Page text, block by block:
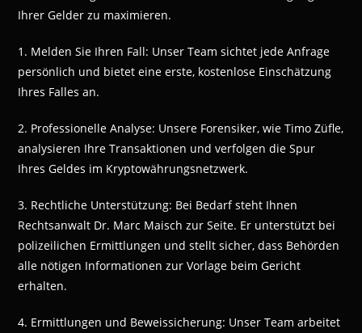
Ihrer Gelder zu maximieren.
1. Melden Sie Ihren Fall: Unser Team sichtet jede Anfrage
persönlich und bietet eine erste, kostenlose Einschätzung
Ihres Falles an.
2. Professionelle Analyse: Unsere Forensiker, wie Timo Züfle,
analysieren Ihre Transaktionen und verfolgen die Spur
Ihres Geldes im Kryptowährungsnetzwerk.
3. Rechtliche Unterstützung: Bei Bedarf steht Ihnen
Rechtsanwalt Dr. Marc Maisch zur Seite. Er unterstützt bei
polizeilichen Ermittlungen und stellt sicher, dass Behörden
alle nötigen Informationen zur Vorlage beim Gericht
erhalten.
4. Ermittlungen und Beweissicherung: Unser Team arbeitet